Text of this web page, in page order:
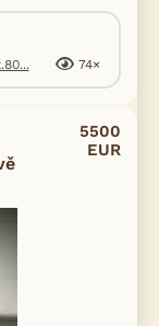
74×
5500
EUR